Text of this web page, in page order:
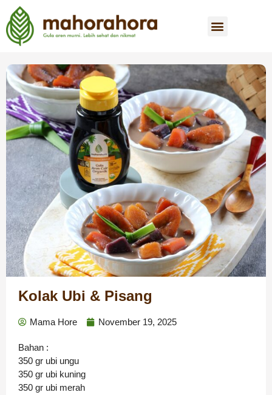
Kolak Ubi & Pisang
Mama Hore November 19, 2025
Bahan :
350 gr ubi ungu
350 gr ubi kuning
350 gr ubi merah